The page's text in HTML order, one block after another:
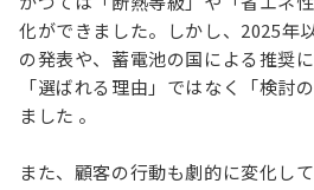
化ができました。しかし、2025年
の発表や、蓄電池の国による推奨
「選ばれる理由」ではなく「検討
ました 。
また、顧客の行動も劇的に変化して